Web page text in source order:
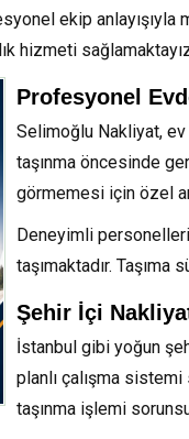
ekip
hizmeti
Profesyonel
Selimoğlu Nakliyat,
taşınma öncesinde
görmemesi için özel
Deneyimli
taşımaktadır.
Şehir İçi
İstanbul gibi yoğun
planlı çalışma
taşınma işlemi